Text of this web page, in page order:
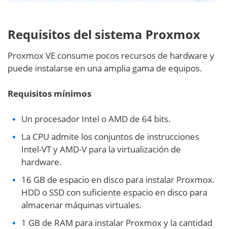
Requisitos del sistema Proxmox
Proxmox VE consume pocos recursos de hardware y
puede instalarse en una amplia gama de equipos.
Requisitos mínimos
Un procesador Intel o AMD de 64 bits.
La CPU admite los conjuntos de instrucciones
Intel-VT y AMD-V para la virtualización de
hardware.
16 GB de espacio en disco para instalar Proxmox.
HDD o SSD con suficiente espacio en disco para
almacenar máquinas virtuales.
1 GB de RAM para instalar Proxmox y la cantidad